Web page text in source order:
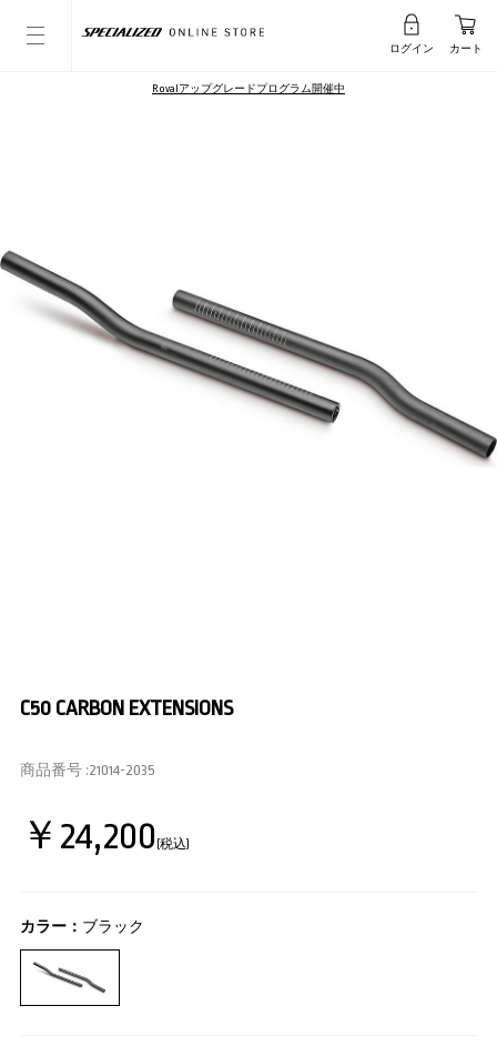
ログイン カート
Rovalアップグレードプログラム開催中
C50 CARBON EXTENSIONS
商品番号 :21014-2035
￥24,200(税込)
カラー： ブラック